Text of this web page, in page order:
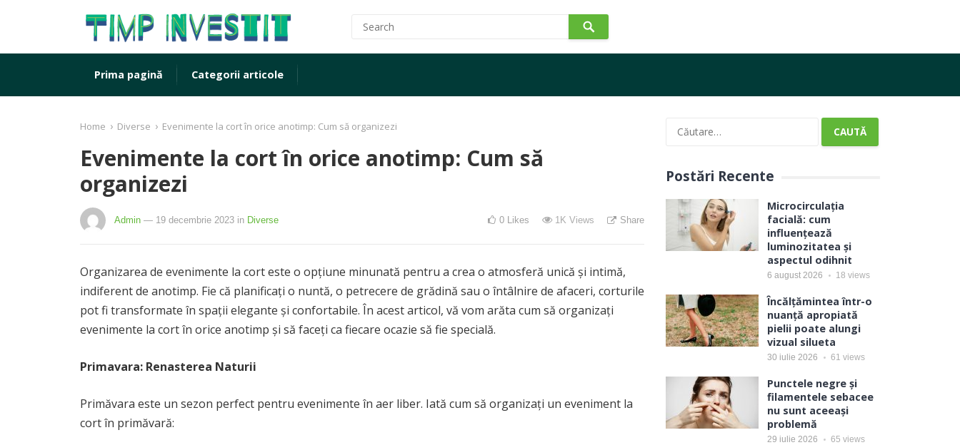
Prima pagină Categorii articole
Home › Diverse › Evenimente la cort în orice anotimp: Cum să organizezi
Evenimente la cort în orice anotimp: Cum să
organizezi
Admin — 19 decembrie 2023 in Diverse 0 Likes 1K Views Share
Organizarea de evenimente la cort este o opțiune minunată pentru a crea o atmosferă unică și intimă,
indiferent de anotimp. Fie că planificați o nuntă, o petrecere de grădină sau o întâlnire de afaceri, corturile
pot fi transformate în spații elegante și confortabile. În acest articol, vă vom arăta cum să organizați
evenimente la cort în orice anotimp și să faceți ca fiecare ocazie să fie specială.
Primavara: Renasterea Naturii
Primăvara este un sezon perfect pentru evenimente în aer liber. Iată cum să organizați un eveniment la
cort în primăvară:
Caută
Postări Recente
Microcirculația
facială: cum
influențează
luminozitatea și
aspectul odihnit
6 august 2026 18 views
Încălțămintea într-o
nuanță apropiată
pielii poate alungi
vizual silueta
30 iulie 2026 61 views
Punctele negre și
filamentele sebacee
nu sunt aceeași
problemă
29 iulie 2026 65 views